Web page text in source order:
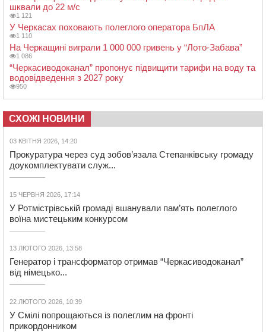
шквали до 22 м/с
1 121
У Черкасах поховають полеглого оператора БпЛА
1 110
На Черкащині виграли 1 000 000 гривень у “Лото-Забава”
1 086
“Черкасиводоканал” пропонує підвищити тарифи на воду та
водовідведення з 2027 року
950
СХОЖІ НОВИНИ
03 КВІТНЯ 2026, 14:20
Прокуратура через суд зобов’язала Степанківську громаду
доукомплектувати служ...
15 ЧЕРВНЯ 2026, 17:14
У Ротмістрівській громаді вшанували пам’ять полеглого
воїна мистецьким конкурсом
13 ЛЮТОГО 2026, 13:58
Генератор і трансформатор отримав “Черкасиводоканал”
від німецько...
22 ЛЮТОГО 2026, 10:39
У Смілі попрощаються із полеглим на фронті
прикордонником